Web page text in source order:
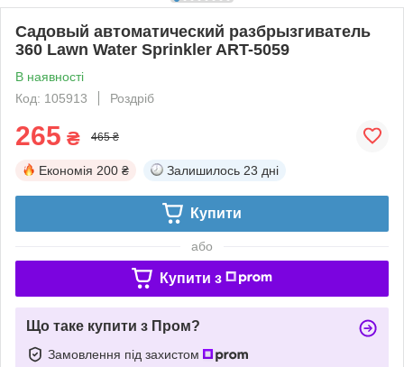
Садовый автоматический разбрызгиватель
360 Lawn Water Sprinkler ART-5059
В наявності
Код: 105913
Роздріб
265 ₴ 465 ₴
Економія 200 ₴ Залишилось 23 дні
Купити
або
Купити з
Що таке купити з Пром?
Замовлення під захистом